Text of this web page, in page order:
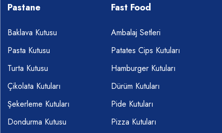
Pastane
Baklava Kutusu
Pasta Kutusu
Turta Kutusu
Çikolata Kutuları
Şekerleme Kutuları
Dondurma Kutusu
Fast Food
Ambalaj Setleri
Patates Cips Kutuları
Hamburger Kutuları
Dürüm Kutuları
Pide Kutuları
Pizza Kutuları